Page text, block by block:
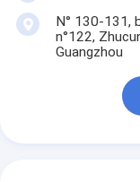
N° 130-131,
n°122,
Guangzhou